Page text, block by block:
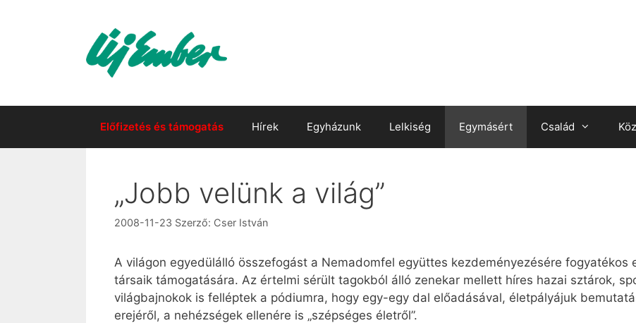
Előfizetés és támogatás Hírek Egyházunk Lelkiség Egymásért Család
„Jobb velünk a világ”
2008-11-23 Szerző: Cser István
A világon egyedülálló összefogást a Nemadomfel együttes kezdeményezésére fogyatékos
társaik támogatására. Az értelmi sérült tagokból álló zenekar mellett híres hazai sztárok,
világbajnokok is felléptek a pódiumra, hogy egy-egy dal előadásával, életpályájuk
erejéről, a nehézségek ellenére is „szépséges életről”.